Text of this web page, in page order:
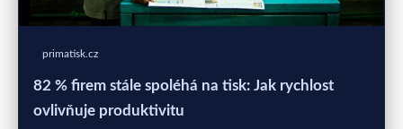
primatisk.cz
82 % firem stále spoléhá na tisk: Jak rychlost
ovlivňuje produktivitu